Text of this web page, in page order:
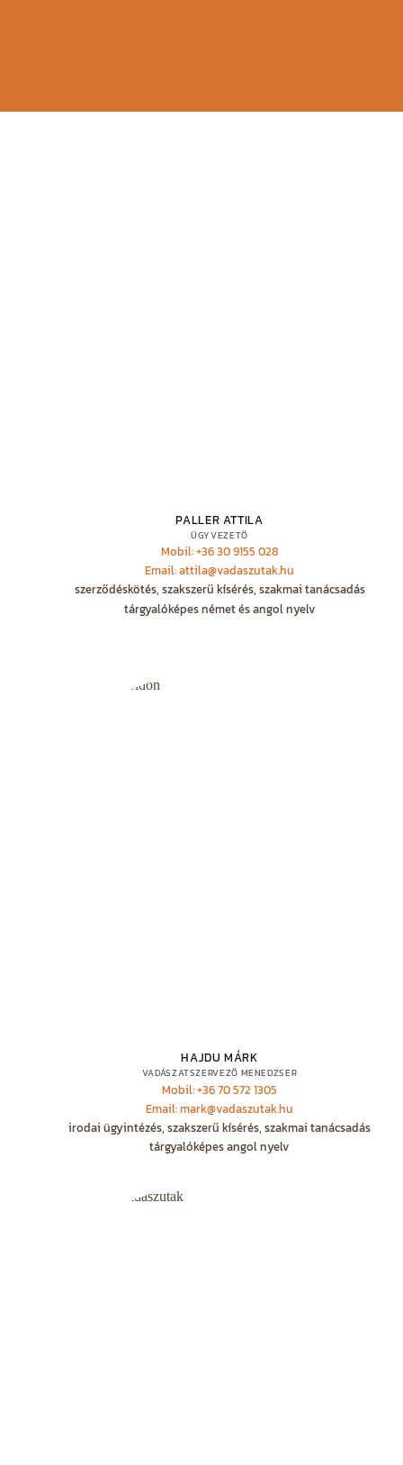
PALLER ATTILA
ÜGYVEZETŐ
Mobil: +36 30 9155 028
Email: attila@vadaszutak.hu
szerződéskötés, szakszerű kísérés, szakmai tanácsadás
tárgyalóképes német és angol nyelv
HAJDU MÁRK
VADÁSZATSZERVEZŐ MENEDZSER
Mobil: +36 70 572 1305
Email: mark@vadaszutak.hu
irodai ügyintézés, szakszerű kísérés, szakmai tanácsadás
tárgyalóképes angol nyelv